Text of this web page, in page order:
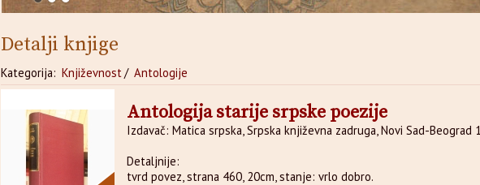
Detalji knjige
Kategorija: Književnost/ Antologije
Antologija starije srpske poezije
Izdavač: Matica srpska, Srpska književna zadruga, Novi Sad-
Detaljnije:
tvrd povez, strana 460, 20cm, stanje: vrlo dobro.